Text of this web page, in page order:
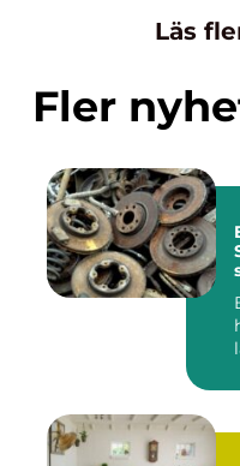
Läs
Fler